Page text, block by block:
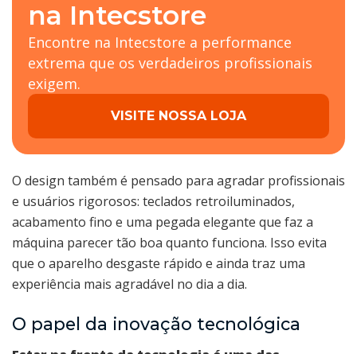
na Intecstore
Encontre na Intecstore a performance
extrema que os verdadeiros profissionais
exigem.
VISITE NOSSA LOJA
O design também é pensado para agradar profissionais
e usuários rigorosos: teclados retroiluminados,
acabamento fino e uma pegada elegante que faz a
máquina parecer tão boa quanto funciona. Isso evita
que o aparelho desgaste rápido e ainda traz uma
experiência mais agradável no dia a dia.
O papel da inovação tecnológica